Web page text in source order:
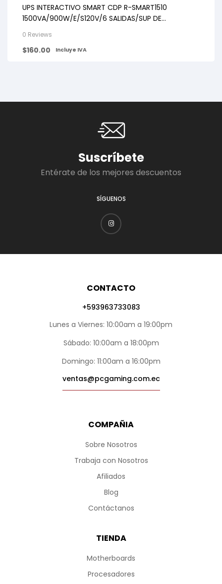
UPS INTERACTIVO SMART CDP R-SMART1510
1500VA/900W/E/S120V/6 SALIDAS/SUP DE
0 Reviews
$160.00 Incluye IVA
Suscríbete
Entérate de los mejores descuentos
SÍGUENOS
COMPAÑIA
Sobre Nosotros
Trabaja con Nosotros
Afiliados
Blog
Contáctanos
TIENDA
Motherboards
Procesadores
CONTACTO
+593963733083
Lunes a Viernes: 10:00am a 19:00pm
Sábado: 10:00am a 18:00pm
Domingo: 11:00am a 16:00pm
ventas@pcgaming.com.ec